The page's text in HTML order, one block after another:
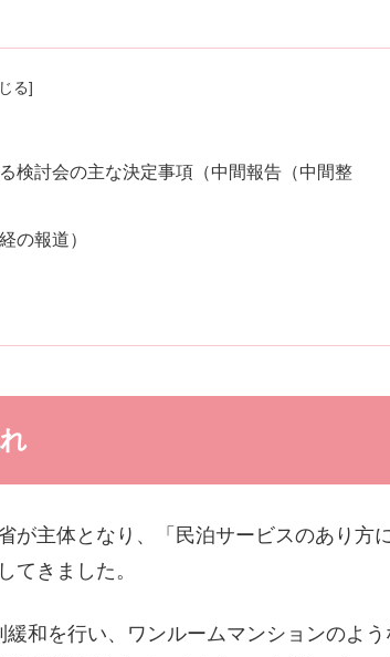
討会の主な決定事項（中間報告（中間整
の報道）
が主体となり、「民泊サービスのあり方
てきました。
和を行い、ワンルームマンションのよう